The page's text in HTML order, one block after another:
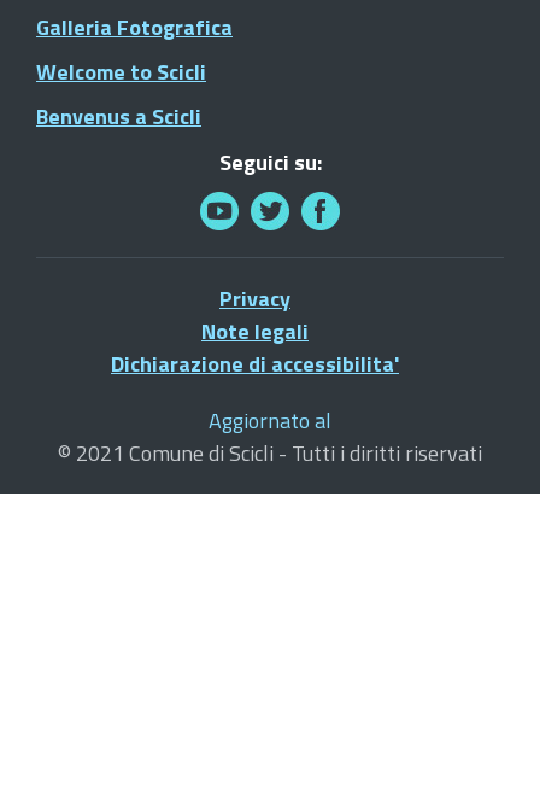
Galleria Fotografica
Welcome to Scicli
Benvenus a Scicli
Seguici su:
Privacy
Note legali
Dichiarazione di accessibilita'
Aggiornato al
© 2021 Comune di Scicli - Tutti i diritti riservati